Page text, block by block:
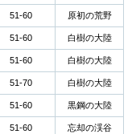
51-60 原初の荒野
51-60 白樹の大陸
51-60 白樹の大陸
51-70 白樹の大陸
51-60 黒鋼の大陸
51-60 忘却の渓谷